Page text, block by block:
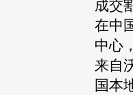
成交
在中
中心
来自
国本